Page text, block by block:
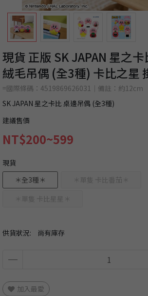
現貨 正版 SK JAPAN 星之
絨毛吊偶 (全3種) 卡比之星
=國際條碼：4519869626031｜備註：約12cm
SK JAPAN 星之卡比 桌邊吊偶 (全3種)
建議售價
NT$200~599
供貨狀況: 尚有庫存
現貨
＊全3種＊
＊單隻 卡比番茄＊
＊單隻 卡比星星＊
加入最愛